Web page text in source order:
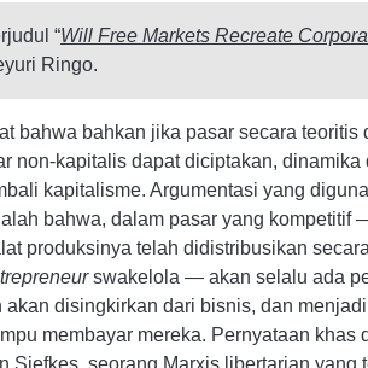
“Will Free Markets Recreate
Ringo.
bahwa bahkan jika pasar secara teoritis
non-kapitalis dapat diciptakan, dinamika
kapitalisme. Argumentasi yang
bahwa, dalam pasar yang kompetitif
produksinya telah didistribusikan
swakelola — akan selalu ada
disingkirkan dari bisnis, dan
membayar mereka. Pernyataan khas
Siefkes, seorang Marxis libertarian yang